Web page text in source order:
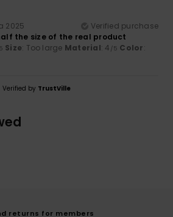
2025
Verified purchase
the size of the real product
Size: Too large Material: 4 /5 Color:
Verified by TrustVille
returns for members